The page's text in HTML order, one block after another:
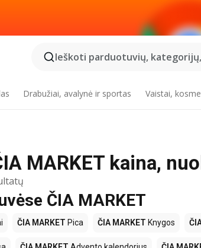
Ieškoti parduotuvių,
Drabužiai, avalynė ir sportas Vaistai,
MARKET kaina,
ČIA MARKET
ČIA MARKET Pica ČIA MARKET Knygos